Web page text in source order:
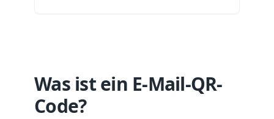
Was ist ein E-Mail-QR-
Code?